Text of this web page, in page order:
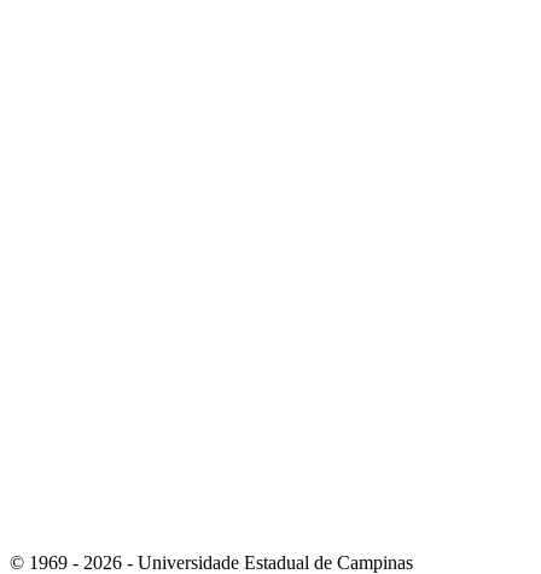
© 1969 - 2026 - Universidade Estadual de Campinas